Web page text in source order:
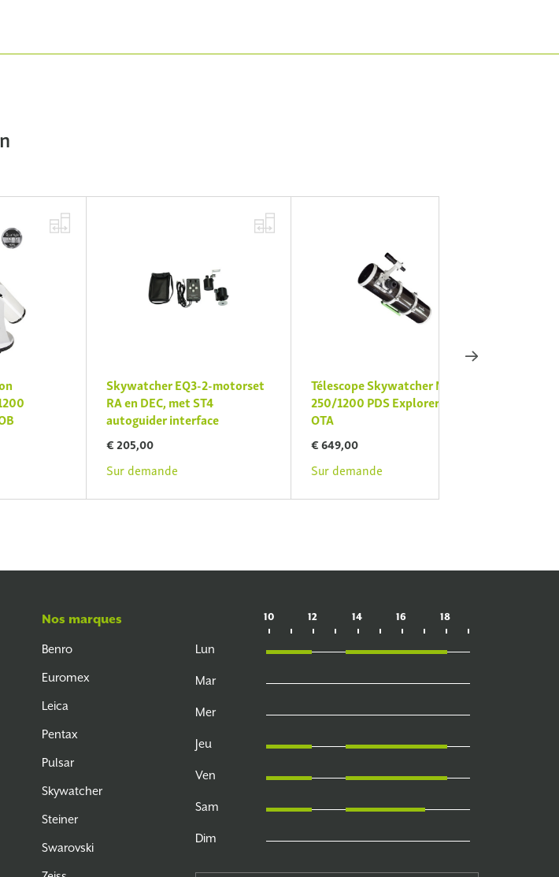
Skywatcher EQ3-2-motorset
RA en DEC, met ST4
autoguider interface
Sur demande
Télescope Skywatcher N
250/1200 PDS Explorer BD
Sur demande
Nos marques
Benro
Euromex
Leica
Pentax
Pulsar
Skywatcher
Steiner
Swarovski
10 12 14 16 18
Lun
Mar
Mer
Jeu
Ven
Sam
Dim